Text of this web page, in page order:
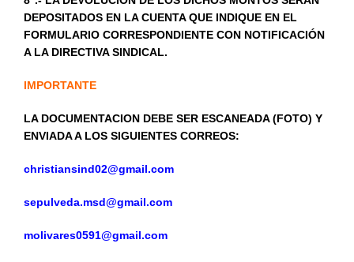
DEPOSITADOS EN LA CUENTA QUE INDIQUE EN EL
FORMULARIO CORRESPONDIENTE CON NOTIFICACIÓN
A LA DIRECTIVA SINDICAL.
IMPORTANTE
LA DOCUMENTACION DEBE SER ESCANEADA (FOTO) Y
ENVIADA A LOS SIGUIENTES CORREOS:
christiansind02@gmail.com
sepulveda.msd@gmail.com
molivares0591@gmail.com